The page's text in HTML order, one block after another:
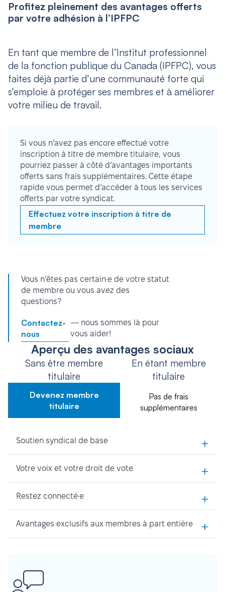
Profitez pleinement des avantages offerts
par votre adhésion à l’IPFPC
En tant que membre de l’Institut professionnel
de la fonction publique du Canada (IPFPC), vous
faites déjà partie d’une communauté forte qui
s’emploie à protéger ses membres et à améliorer
votre milieu de travail.
Si vous n’avez pas encore effectué votre
inscription à titre de membre titulaire, vous
pourriez passer à côté d’avantages importants
offerts sans frais supplémentaires. Cette étape
rapide vous permet d’accéder à tous les services
offerts par votre syndicat.
Effectuez votre inscription à titre de
membre
Vous n’êtes pas certain·e de votre statut
de membre ou vous avez des
questions?
Contactez-
nous
— nous sommes là pour
vous aider!
Aperçu des avantages sociaux
Sans être membre
titulaire
Devenez membre
titulaire
En étant membre
titulaire
Pas de frais
supplémentaires
Soutien syndical de base +
Votre voix et votre droit de vote +
Restez connecté·e +
Avantages exclusifs aux membres à part entière +